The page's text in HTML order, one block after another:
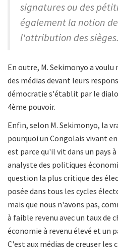
signatures ou des
également la notion
l'attribution des sièges.
En outre, M. Sekimonyo a
des médias devant leurs
démocratie s'établit par le
4ème pouvoir.
Enfin, selon M. Sekimonyo, la
pourquoi un Congolais vivant
est parce qu'il vit dans un pays
analyste des politiques
question la plus critique des
posée dans tous les cycles
mais que nous n'avons pas,
à faible revenu avec un taux de
économie à revenu élevé et un
C'est aux médias de creuser les